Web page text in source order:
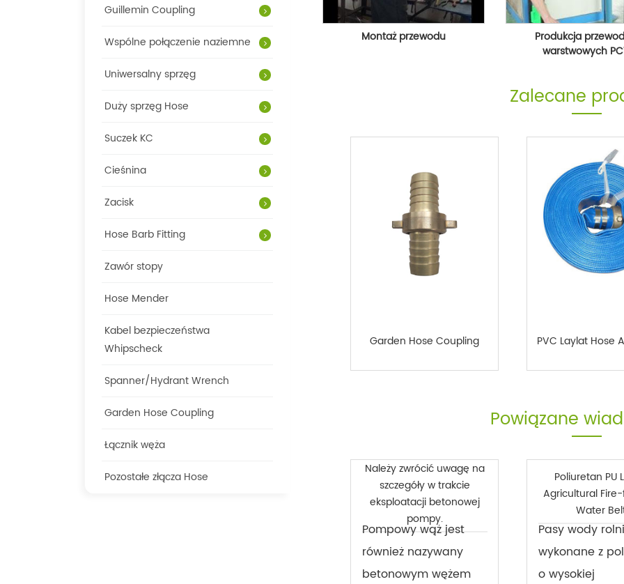
Montaż przewodu
Produkcja
warstwowych
Zalecane
Garden Hose Coupling PVC Laylat Hose
Powiązane
Należy zwrócić uwagę na
szczegóły w trakcie
eksploatacji betonowej
pompy.
Pompowy wąż jest
również nazywany
betonowym wężem
Poliuretan PU
Agricultural
Water
Pasy wody
wykonane z
o wysokiej
Guillemin Coupling
Wspólne połączenie naziemne
Uniwersalny sprzęg
Duży sprzęg Hose
Suczek KC
Cieśnina
Zacisk
Hose Barb Fitting
Zawór stopy
Hose Mender
Kabel bezpieczeństwa
Whipscheck
Spanner/Hydrant Wrench
Garden Hose Coupling
Łącznik węża
Pozostałe złącza Hose